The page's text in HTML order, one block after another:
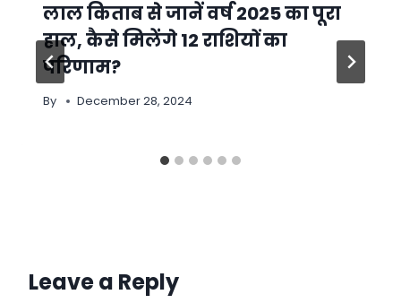
लाल किताब से जानें वर्ष 2025 का पूरा
हाल, कैसे मिलेंगे 12 राशियों का
परिणाम?
By December 28, 2024
Leave a Reply